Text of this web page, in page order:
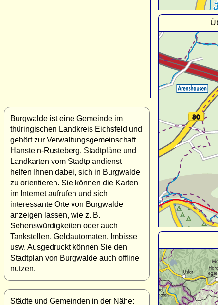
Burgwalde ist eine Gemeinde im
thüringischen Landkreis Eichsfeld und
gehört zur Verwaltungsgemeinschaft
Hanstein-Rusteberg. Stadtpläne und
Landkarten vom Stadtplandienst
helfen Ihnen dabei, sich in Burgwalde
zu orientieren. Sie können die Karten
im Internet aufrufen und sich
interessante Orte von Burgwalde
anzeigen lassen, wie z. B.
Sehenswürdigkeiten oder auch
Tankstellen, Geldautomaten, Imbisse
usw. Ausgedruckt können Sie den
Stadtplan von Burgwalde auch offline
nutzen.
Städte und Gemeinden in der Nähe: